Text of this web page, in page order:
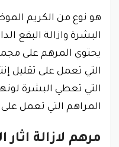
هو نوع من الكريم
البشرة وازالة البقع
يحتوي المرهم على
التي تعمل على تقليل
التي تعطي البشرة
المراهم التي تعمل على